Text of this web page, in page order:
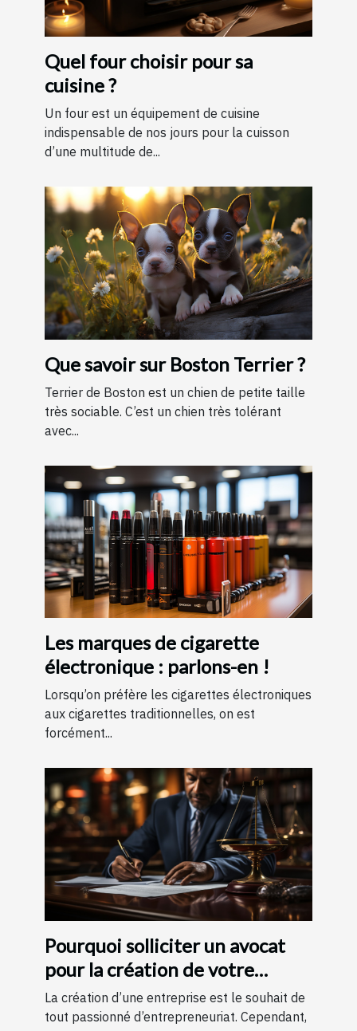
Quel four choisir pour sa
cuisine ?
Un four est un équipement de cuisine
indispensable de nos jours pour la cuisson
d’une multitude de...
Que savoir sur Boston Terrier ?
Terrier de Boston est un chien de petite taille
très sociable. C’est un chien très tolérant
avec...
Les marques de cigarette
électronique : parlons-en !
Lorsqu’on préfère les cigarettes électroniques
aux cigarettes traditionnelles, on est
forcément...
Pourquoi solliciter un avocat
pour la création de votre
entreprise ?
La création d’une entreprise est le souhait de
tout passionné d’entrepreneuriat. Cependant,